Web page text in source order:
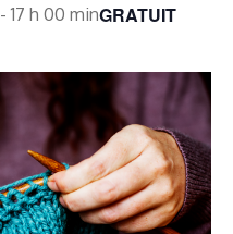
-17 h 00 minGRATUIT